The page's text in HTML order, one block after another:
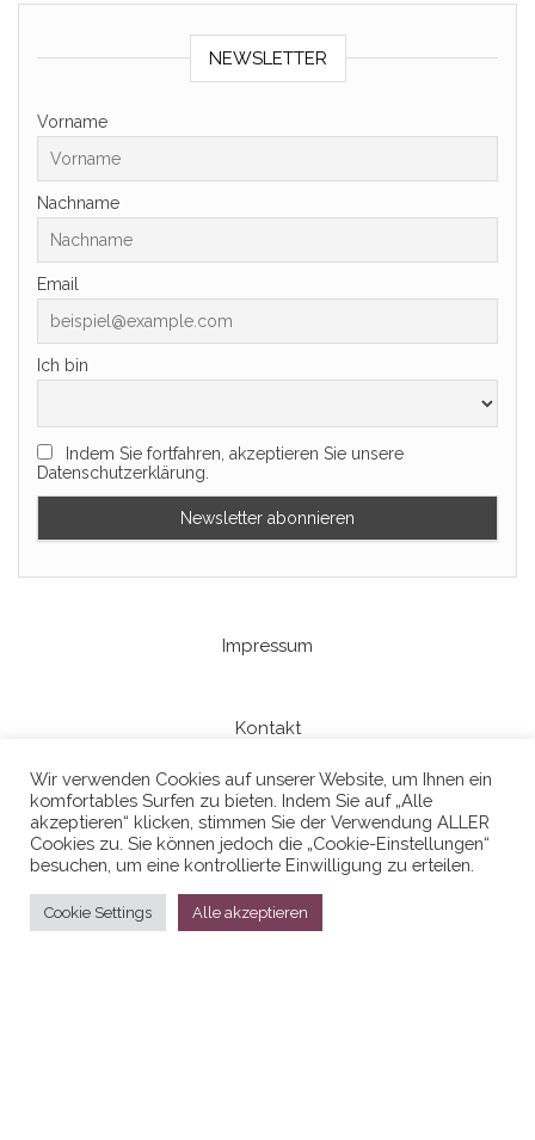
NEWSLETTER
Vorname
Nachname
Email
Ich bin
Indem Sie fortfahren, akzeptieren Sie unsere
Datenschutzerklärung.
Impressum
Kontakt
Datenschutzerklaerung
Stolz präsentiert vonWordPress
Wir verwenden Cookies auf unserer Website, um Ihnen ein
komfortables Surfen zu bieten. Indem Sie auf „Alle
akzeptieren“ klicken, stimmen Sie der Verwendung ALLER
Cookies zu. Sie können jedoch die „Cookie-Einstellungen“
besuchen, um eine kontrollierte Einwilligung zu erteilen.
Cookie Settings Alle akzeptieren